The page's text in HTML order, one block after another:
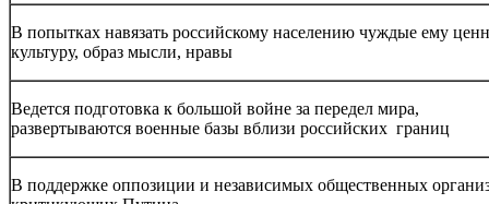
В попытках навязать российскому населению чуждые ему
культуру, образ мысли, нравы
Ведется подготовка к большой войне за передел мира,
развертываются военные базы вблизи российских границ
В поддержке оппозиции и независимых общественных